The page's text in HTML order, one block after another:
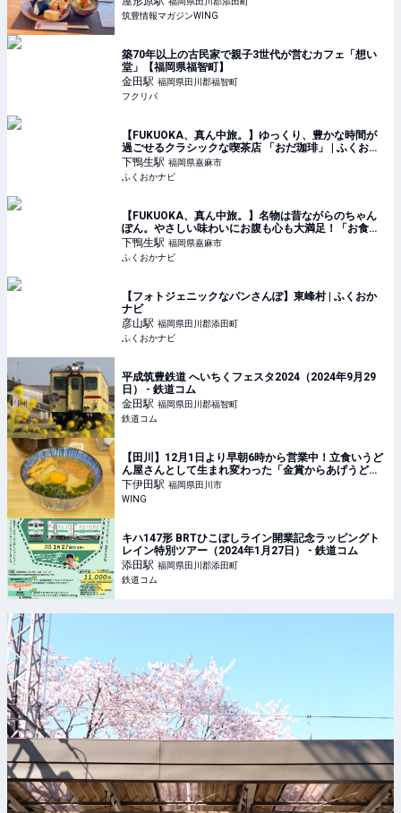
筑豊情報マガジンWING
築70年以上の古民家で親子3世代が営むカフェ「想い
堂」【福岡県福智町】
金田駅 福岡県田川郡福智町
フクリパ
【FUKUOKA、真ん中旅。】ゆっくり、豊かな時間が
過ごせるクラシックな喫茶店 「おだ珈琲」 | ふくおか
ナビ
下鴨生駅 福岡県嘉麻市
ふくおかナビ
【FUKUOKA、真ん中旅。】名物は昔ながらのちゃん
ぽん。やさしい味わいにお腹も心も大満足！「お食事
処 味よし」 | ふくおかナビ
下鴨生駅 福岡県嘉麻市
ふくおかナビ
【フォトジェニックなパンさんぽ】東峰村 | ふくおか
ナビ
彦山駅 福岡県田川郡添田町
ふくおかナビ
平成筑豊鉄道 へいちくフェスタ2024（2024年9月29
日） - 鉄道コム
金田駅 福岡県田川郡福智町
鉄道コム
【田川】12月1日より早朝6時から営業中！立食いうど
ん屋さんとして生まれ変わった「金賞からあげうど
ん」田川店 – WING
下伊田駅 福岡県田川市
WING
キハ147形 BRTひこぼしライン開業記念ラッピングト
レイン特別ツアー（2024年1月27日） - 鉄道コム
添田駅 福岡県田川郡添田町
鉄道コム